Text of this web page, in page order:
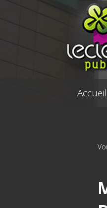
Accueil
Panneau de gestion des